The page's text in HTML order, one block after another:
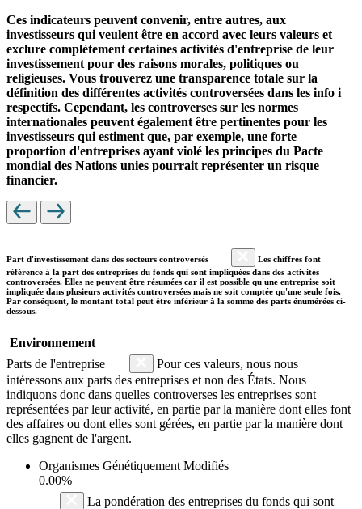
Ces indicateurs peuvent convenir, entre autres, aux
investisseurs qui veulent être en accord avec leurs valeurs et
exclure complètement certaines activités d'entreprise de leur
investissement pour des raisons morales, politiques ou
religieuses. Vous trouverez une transparence totale sur la
définition des différentes activités controversées dans les info i
respectifs. Cependant, les controverses sur les normes
internationales peuvent également être pertinentes pour les
investisseurs qui estiment que, par exemple, une forte
proportion d'entreprises ayant violé les principes du Pacte
mondial des Nations unies pourrait représenter un risque
financier.
Part d'investissement dans des secteurs controversés
Les chiffres font
référence à la part des entreprises du fonds qui sont impliquées dans des activités
controversées. Elles ne peuvent être résumées car il est possible qu'une entreprise soit
impliquée dans plusieurs activités controversées mais ne soit comptée qu'une seule fois.
Par conséquent, le montant total peut être inférieur à la somme des parts énumérées ci-
dessous.
Environnement
Parts de l'entreprise
Pour ces valeurs, nous nous
intéressons aux parts des entreprises et non des États. Nous
indiquons donc dans quelles controverses les entreprises sont
représentées par leur activité, en partie par la manière dont elles font
des affaires ou dont elles sont gérées, en partie par la manière dont
elles gagnent de l'argent.
Organismes Génétiquement Modifiés
0.00%
La pondération des entreprises du fonds qui sont